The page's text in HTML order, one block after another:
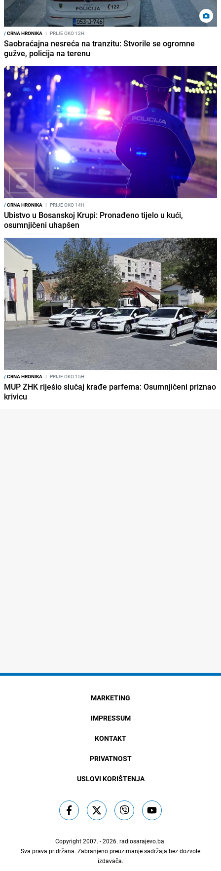
/CRNA HRONIKA I PRIJE OKO 12H
Saobraćajna nesreća na tranzitu: Stvorile se ogromne
gužve, policija na terenu
/CRNA HRONIKA I PRIJE OKO 14H
Ubistvo u Bosanskoj Krupi: Pronađeno tijelo u kući,
osumnjičeni uhapšen
/CRNA HRONIKA I PRIJE OKO 15H
MUP ZHK riješio slučaj krađe parfema: Osumnjičeni priznao
krivicu
MARKETING
IMPRESSUM
KONTAKT
PRIVATNOST
USLOVI KORIŠTENJA
Copyright 2007. - 2026. radiosarajevo.ba.
Sva prava pridržana. Zabranjeno preuzimanje sadržaja bez dozvole
izdavača.